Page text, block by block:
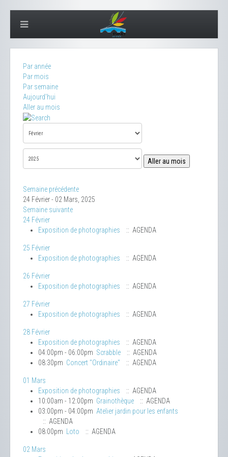
Par année
Par mois
Par semaine
Aujourd'hui
Aller au mois
Aller au mois
Semaine précédente
24 Février - 02 Mars, 2025
Semaine suivante
24 Février
Exposition de photographies
:: AGENDA
25 Février
Exposition de photographies
:: AGENDA
26 Février
Exposition de photographies
:: AGENDA
27 Février
Exposition de photographies
:: AGENDA
28 Février
Exposition de photographies
:: AGENDA
04:00pm - 06:00pm Scrabble
:: AGENDA
08:30pm Concert "Ordinaire" :: AGENDA
01 Mars
Exposition de photographies
:: AGENDA
10:00am - 12:00pm Grainothèque
:: AGENDA
03:00pm - 04:00pm Atelier jardin pour les enfants
:: AGENDA
08:00pm Loto :: AGENDA
02 Mars